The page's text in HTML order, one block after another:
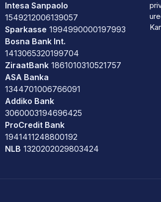
Intesa Sanpaolo
1549212006139057
Sparkasse 1994990000197993
Bosna Bank Int.
1413065320199704
ZiraatBank 1861010310521757
ASA Banka
1344701006766091
Addiko Bank
3060003194696425
ProCredit Bank
1941411248800192
NLB 1320202029803424